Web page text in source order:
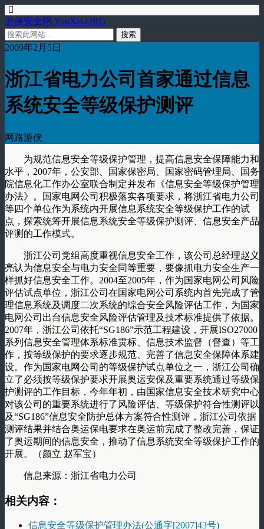
游侠安全网 YouXia.ORG
2009年2月5日
浙江省电力公司首家通过信息
系统安全等级保护测评
网路游侠
为规范信息安全等级保护管理，提高信息安全保障能力和
水平，2007年，公安部、国家保密局、国家密码管理局、国务
院信息化工作办公室联合制定并发布《信息安全等级保护管理
办法》。国家电网公司积极落实各项要求，将浙江省电力公司
等四个单位作为系统内开展信息系统安全等级保护工作的试
点，探索统筹开展信息系统安全等级保护测评、信息安全产品
评测的工作模式。
浙江公司党组高度重视信息安全工作，该公司总经理赵义
亮认为信息安全与电力安全同等重要，要像抓电力安全生产一
样抓好信息安全工作。2004至2005年，作为国家电网公司风险
评估试点单位，浙江公司在国家电网公司系统内首先完成了管
理信息系统及调度二次系统的综合安全风险评估工作，为国家
电网公司出台信息安全风险评估管理及技术标准提供了依据。
2007年，浙江公司依托“SG186”示范工程建设，开展ISO27000
系列信息安全管理体系标准贯标、信息技术监督（督查）等工
作，按等级保护的要求逐步规范、完善了信息安全保障体系建
设。作为国家电网公司的等级保护试点单位之一，浙江公司确
立了必须按等级保护要求开展奥运安保及重要系统通过等级保
护测评的工作目标，今年年初，由国家信息安全技术研究中心
对该公司的重要系统进行了风险评估、等级保护符合性测评以
及“SG186”信息安全防护总体方案符合性测评，浙江公司依据
测评结果并结合奥运保电要求在奥运前完成了整改完善，保证
了奥运期间的信息安全，推动了信息系统安全等级保护工作的
开展。（颜立 赵军宝）
信息来源：浙江省电力公司
相关内容：
信息安全等级保护管理办法(公通字[2007]43号)